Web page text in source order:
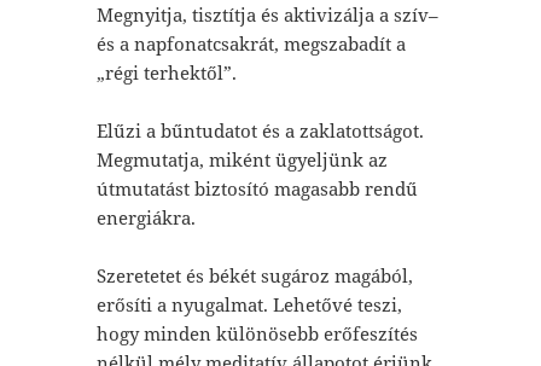
Megnyitja, tisztítja és aktivizálja a szív–
és a napfonatcsakrát, megszabadít a
„régi terhektől”.
Elűzi a bűntudatot és a zaklatottságot.
Megmutatja, miként ügyeljünk az
útmutatást biztosító magasabb rendű
energiákra.
Szeretetet és békét sugároz magából,
erősíti a nyugalmat. Lehetővé teszi,
hogy minden különösebb erőfeszítés